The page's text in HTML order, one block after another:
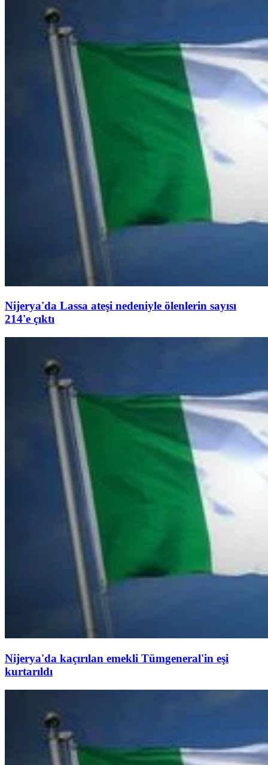
Nijerya'da Lassa ateşi nedeniyle ölenlerin sayısı
214'e çıktı
Nijerya'da kaçırılan emekli Tümgeneral'in eşi
kurtarıldı